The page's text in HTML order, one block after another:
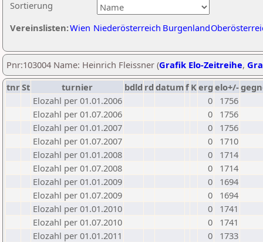
Sortierung
Vereinslisten:Wien Niederösterreich Burgenland
Pnr:103004 Name: Heinrich Fleissner (Grafik Elo-Zeitreihe,
tnrSt turnier bdld rd datumf Kerg elo+/-
Elozahl per 01.01.2006
0
1756
Elozahl per 01.07.2006
0
1756
Elozahl per 01.01.2007
0
1756
Elozahl per 01.07.2007
0
1710
Elozahl per 01.01.2008
0
1714
Elozahl per 01.07.2008
0
1714
Elozahl per 01.01.2009
0
1694
Elozahl per 01.07.2009
0
1694
Elozahl per 01.01.2010
0
1741
Elozahl per 01.07.2010
0
1741
Elozahl per 01.01.2011
0
1733